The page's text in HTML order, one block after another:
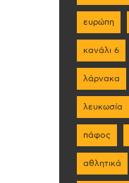
ευρώπη
κανάλι 6
λάρνακα
λευκωσία
πάφος
αθλητικά